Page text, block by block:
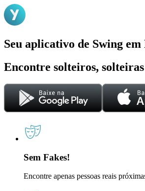
Seu aplicativo de Swing em
Encontre solteiros,
Sem Fakes!
Encontre apenas pessoas reais